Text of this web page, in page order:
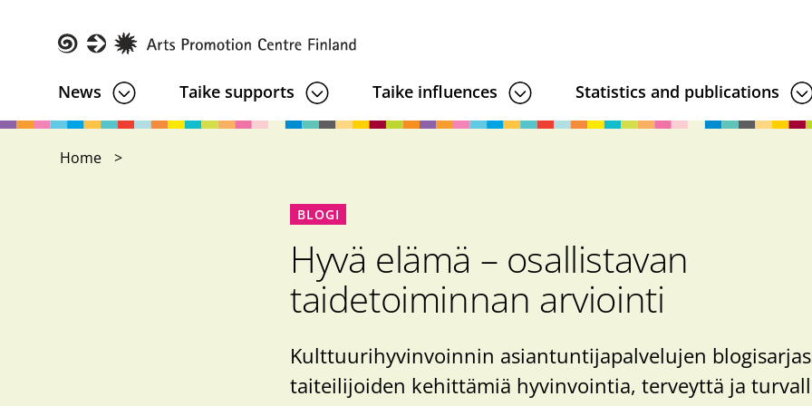
contentNews Taike supports Taike influences Statistics and publications
Home
BLOGI
Hyvä elämä – osallistavan
taidetoiminnan arviointi
Kulttuurihyvinvoinnin asiantuntijapalvelujen
taiteilijoiden kehittämiä hyvinvointia, terveyttä ja